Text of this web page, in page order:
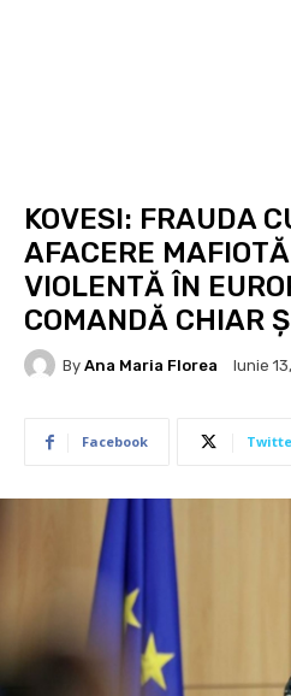
KOVESI: FRAUDA
AFACERE
VIOLENTĂ ÎN
COMANDĂ CHIAR
By Ana Maria Florea Iunie
Facebook